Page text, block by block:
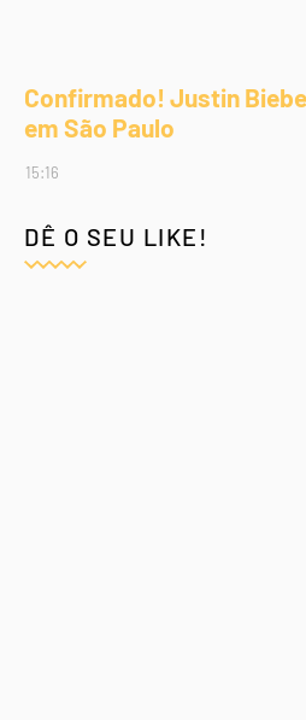
Confirmado! Justin
em São Paulo
15:16
DÊ O SEU LIKE!